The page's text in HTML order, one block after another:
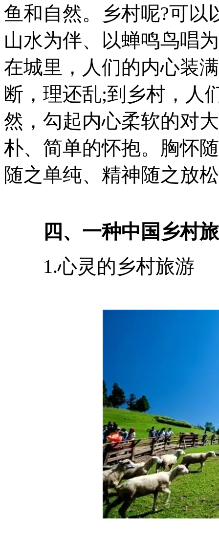
鱼和自然。乡村呢?可以
山水为伴、以蝉鸣鸟唱
在城里，人们的内心装
断，理还乱;到乡村，人
然，勾起内心柔软的对
朴、简单的怀抱。胸怀
随之单纯、精神随之放
四、一种中国乡村旅
1.心灵的乡村旅游